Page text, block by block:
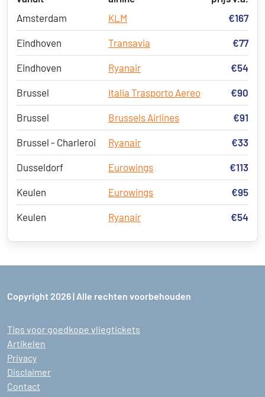
Amsterdam
KLM €167
Eindhoven Transavia €77
Eindhoven Ryanair €54
Brussel Italia Trasporto Aereo €90
Brussel Brussels Airlines €91
Brussel - Charleroi Ryanair €33
Dusseldorf Eurowings €113
Keulen Eurowings €95
Keulen Ryanair €54
Copyright 2026 | Alle rechten voorbehouden
Tips voor goedkope vliegtickets
Artikelen
Privacy
Disclaimer
Contact